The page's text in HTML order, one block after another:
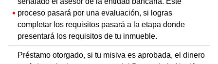
proceso pasará por una evaluación, si logras
completar los requisitos pasará a la etapa donde
presentará los requisitos de tu inmueble.
Préstamo otorgado, si tu misiva es aprobada, el dinero